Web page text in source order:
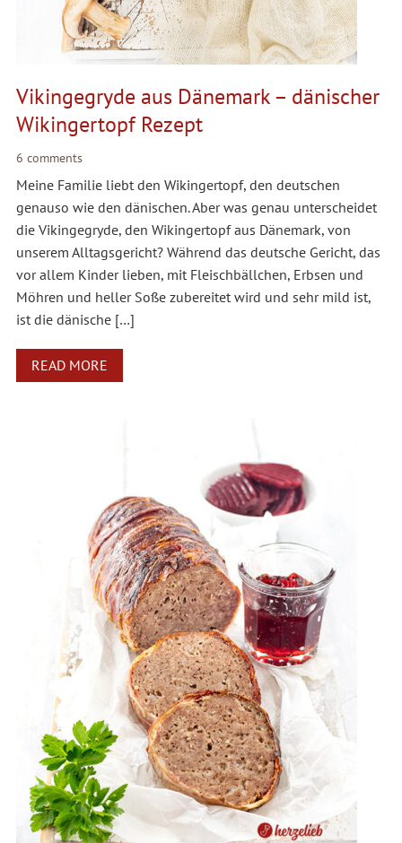
Vikingegryde aus Dänemark – dänischer
Wikingertopf Rezept
6 comments
Meine Familie liebt den Wikingertopf, den deutschen
genauso wie den dänischen. Aber was genau unterscheidet
die Vikingegryde, den Wikingertopf aus Dänemark, von
unserem Alltagsgericht? Während das deutsche Gericht, das
vor allem Kinder lieben, mit Fleischbällchen, Erbsen und
Möhren und heller Soße zubereitet wird und sehr mild ist,
ist die dänische […]
READ MORE